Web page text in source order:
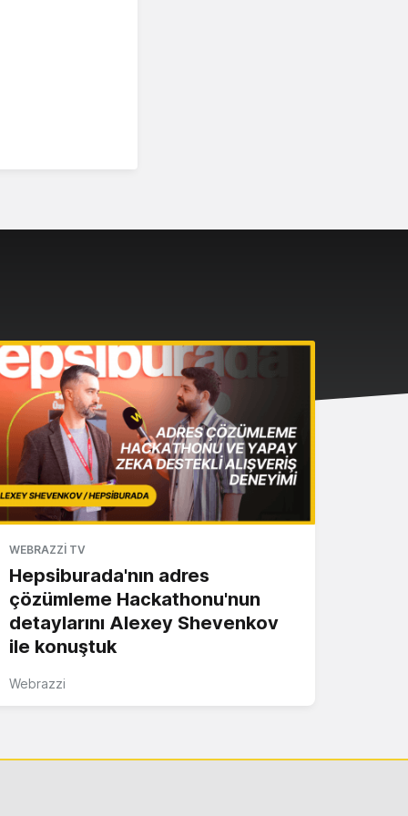
WEBRAZZI TV
Hepsiburada'nın adres
çözümleme Hackathonu'nun
detaylarını Alexey Shevenkov
ile konuştuk
Webrazzi